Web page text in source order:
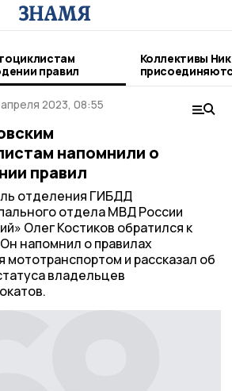
правил
Коллективы
2023, 08:55
напомнили о
правил
отделения ГИБДД
отдела МВД России
Олег Костиков обратился к
напомнил о правилах
мототранспортом и рассказал об
владельцев